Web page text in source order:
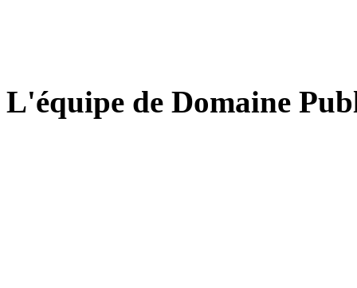
L'équipe de Domaine